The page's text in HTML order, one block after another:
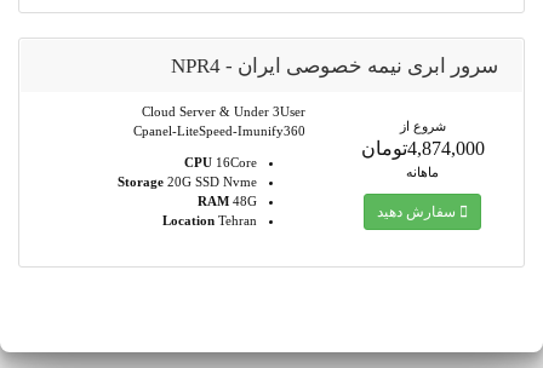
سرور ابری نیمه خصوصی ایران - NPR4
Cloud Server & Under 3User
Cpanel-LiteSpeed-Imunify360
CPU16Core
Storage20G SSD Nvme
RAM48G
LocationTehran
شروع از
4,874,000تومان
ماهانه
سفارش دهید